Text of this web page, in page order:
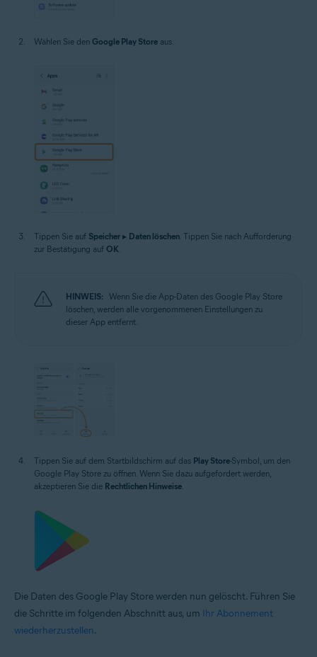
Wählen Sie den Google Play Store aus.
Tippen Sie auf Speicher ▸ Daten löschen. Tippen Sie nach Aufforderung
zur Bestätigung auf OK.
HINWEIS: Wenn Sie die App-Daten des Google Play Store
löschen, werden alle vorgenommenen Einstellungen zu
dieser App entfernt.
Tippen Sie auf dem Startbildschirm auf das Play Store-Symbol, um den
Google Play Store zu öffnen. Wenn Sie dazu aufgefordert werden,
akzeptieren Sie die Rechtlichen Hinweise
Die Daten des Google Play Store werden nun gelöscht. Führen Sie
die Schritte im folgenden Abschnitt aus, um Ihr Abonnement
wiederherzustellen.